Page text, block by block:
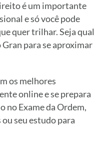
é um importante
e só você pode
quer trilhar. Seja qual
Gran para se aproximar
os melhores
online e se prepara
no Exame da Ordem,
seu estudo para